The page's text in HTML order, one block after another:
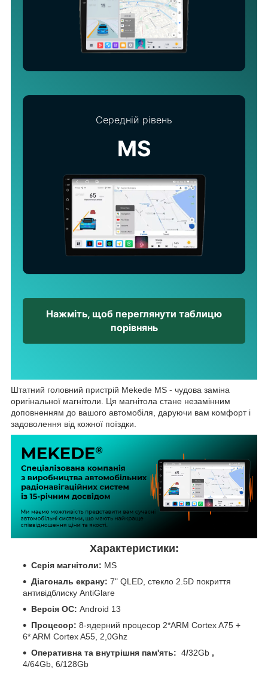
Середній рівень
MS
Нажміть, щоб переглянути таблицю
порівнянь
Штатний головний пристрій Mekede MS - чудова заміна
оригінальної магнітоли. Ця магнітола стане незамінним
доповненням до вашого автомобіля, даруючи вам комфорт і
задоволення від кожної поїздки.
Характеристики:
Серія магнітоли: MS
Діагональ екрану: 7" QLED, стекло 2.5D покриття
антивідблиску AntiGlare
Версія ОС: Android 13
Процесор: 8-ядерний процесор 2*ARM Cortex A75 +
6* ARM Cortex A55, 2,0Ghz
Оперативна та внутрішня пам'ять: 4/32Gb ,
4/64Gb, 6/128Gb